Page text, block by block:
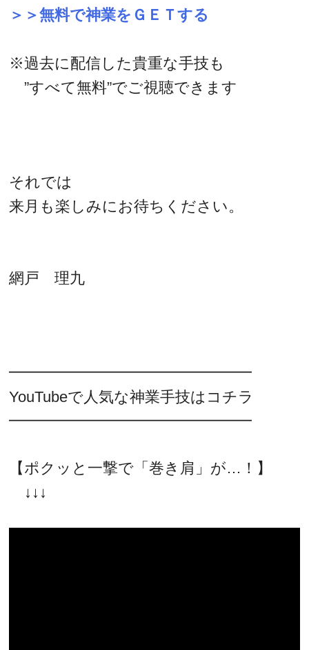
＞＞無料で神業をＧＥＴする
※過去に配信した貴重な手技も
”すべて無料”でご視聴できます
それでは
来月も楽しみにお待ちください。
網戸 理九
━━━━━━━━━━━━━━━━
YouTubeで人気な神業手技はコチラ
━━━━━━━━━━━━━━━━
【ポクッと一撃で「巻き肩」が…！】
↓↓↓